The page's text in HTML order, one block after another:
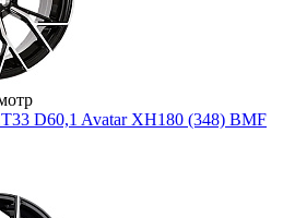
D60,1 Avatar XH180 (348) BMF